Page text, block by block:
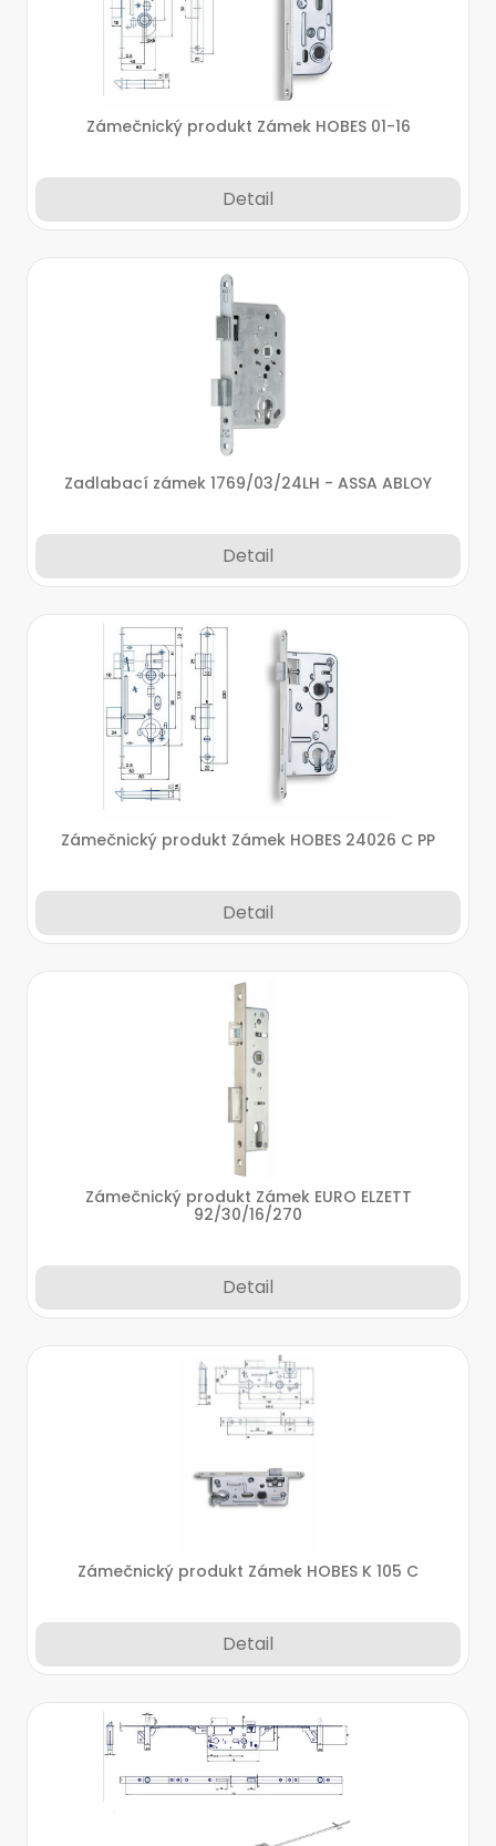
Zámečnický produkt Zámek HOBES 01-16
Detail
Zadlabací zámek 1769/03/24LH - ASSA ABLOY
Detail
Zámečnický produkt Zámek HOBES 24026 C PP
Detail
Zámečnický produkt Zámek EURO ELZETT
92/30/16/270
Detail
Zámečnický produkt Zámek HOBES K 105 C
Detail